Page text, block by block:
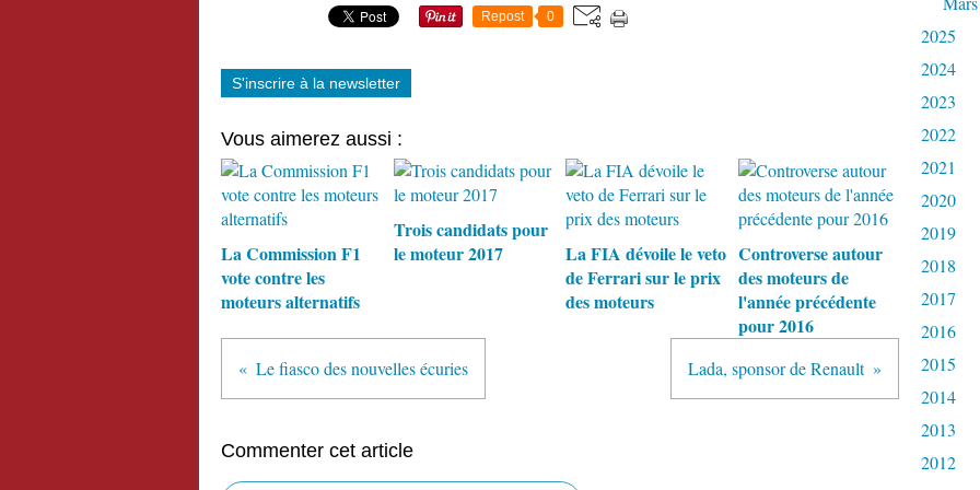
Repost 0
S'inscrire à la newsletter
Vous aimerez aussi :
La Commission F1
vote contre les
moteurs alternatifs
Trois candidats pour
le moteur 2017
La FIA dévoile le veto
de Ferrari sur le prix
des moteurs
Controverse autour
des moteurs de
l'année précédente
pour 2016
Le fiasco des nouvelles écuries Lada, sponsor de Renault
Commenter cet article
2025
2024
2023
2022
2021
2020
2019
2018
2017
2016
2015
2014
2013
2012